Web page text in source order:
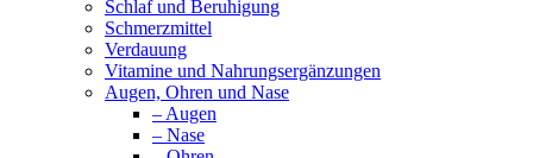
Schlaf und Beruhigung
Schmerzmittel
Verdauung
Vitamine und Nahrungsergänzungen
Augen, Ohren und Nase
– Augen
– Nase